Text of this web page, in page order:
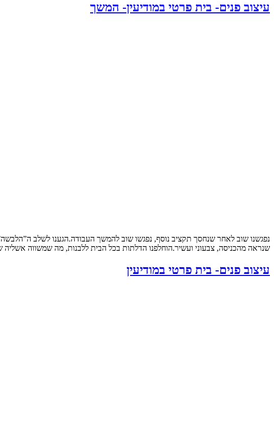
עיצוב פנים- בית פרטי במודיעין- המשך
נפגשנו שוב לאחר שנחסך תקציב נוסף, נפגשו שוב להמשך העבודה.הגענו לשלב
שנראה מהכניסה, צבעוני ועשיר.הוחלפנו הדלתות בכל הבית ללבנות, מה שמשווה
עיצוב פנים- בית פרטי במודיעין